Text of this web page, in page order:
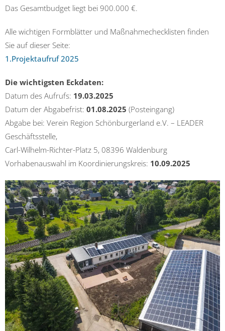
Das Gesamtbudget liegt bei 900.000 €.
Alle wichtigen Formblätter und Maßnahmechecklisten finden
Sie auf dieser Seite:
1.Projektaufruf 2025
Die wichtigsten Eckdaten:
Datum des Aufrufs: 19.03.2025
Datum der Abgabefrist: 01.08.2025 (Posteingang)
Abgabe bei: Verein Region Schönburgerland e.V. – LEADER
Geschäftsstelle,
Carl-Wilhelm-Richter-Platz 5, 08396 Waldenburg
Vorhabenauswahl im Koordinierungskreis: 10.09.2025